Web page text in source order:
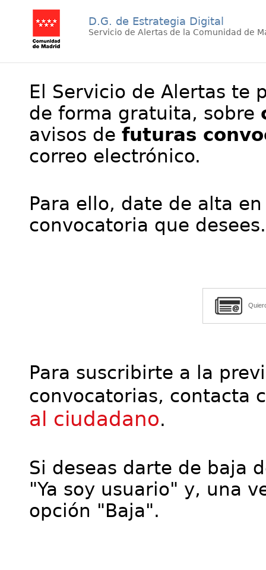
D.G. de Estrategia Digital
Servicio de Alertas de la Comunidad de
El Servicio de Alertas te
de forma gratuita, sobre
avisos de futuras
correo electrónico.
Para ello, date de alta
convocatoria que desees.
Para suscribirte a la
convocatorias, contacta
al ciudadano.
Si deseas darte de baja
"Ya soy usuario" y, una
opción "Baja".